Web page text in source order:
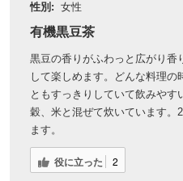
性別: 女性
有機黒豆茶
黒豆の香りがふわっと広がり香
して楽しめます。どんな料理の
ともすっきりしていて飲みや
穀、米と混ぜて炊いています。
ます。
役に立った 2